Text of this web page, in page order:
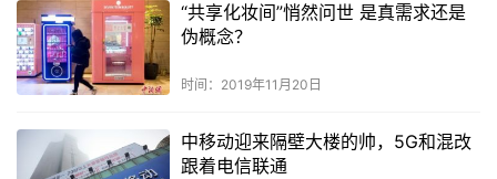
“共享化妆间”悄然问世 是真需求还是
伪概念？
时间：2019年11月20日
中移动迎来隔壁大楼的帅，5G和混改
跟着电信联通